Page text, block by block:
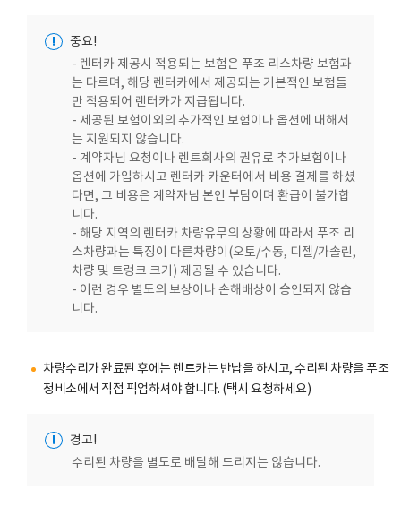
!
중요!
- 렌터카 제공시 적용되는 보험은 푸조 리스차량 보험과
는 다르며, 해당 렌터카에서 제공되는 기본적인 보험들
만 적용되어 렌터카가 지급됩니다.
- 제공된 보험이외의 추가적인 보험이나 옵션에 대해서
는 지원되지 않습니다.
- 계약자님 요청이나 렌트회사의 권유로 추가보험이나
옵션에 가입하시고 렌터카 카운터에서 비용 결제를 하셨
다면, 그 비용은 계약자님 본인 부담이며 환급이 불가합
니다.
- 해당 지역의 렌터카 차량유무의 상황에 따라서 푸조 리
스차량과는 특징이 다른차량이(오토/수동, 디젤/가솔린,
차량 및 트렁크 크기) 제공될 수 있습니다.
- 이런 경우 별도의 보상이나 손해배상이 승인되지 않습
니다.
차량수리가 완료된 후에는 렌트카는 반납을 하시고, 수리된 차량을 푸조
정비소에서 직접 픽업하셔야 합니다. (택시 요청하세요)
!
경고!
수리된 차량을 별도로 배달해 드리지는 않습니다.